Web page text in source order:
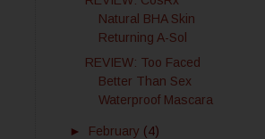
Natural BHA Skin
Returning A-Sol
REVIEW: Too Faced
Better Than Sex
Waterproof Mascara
► February (4)